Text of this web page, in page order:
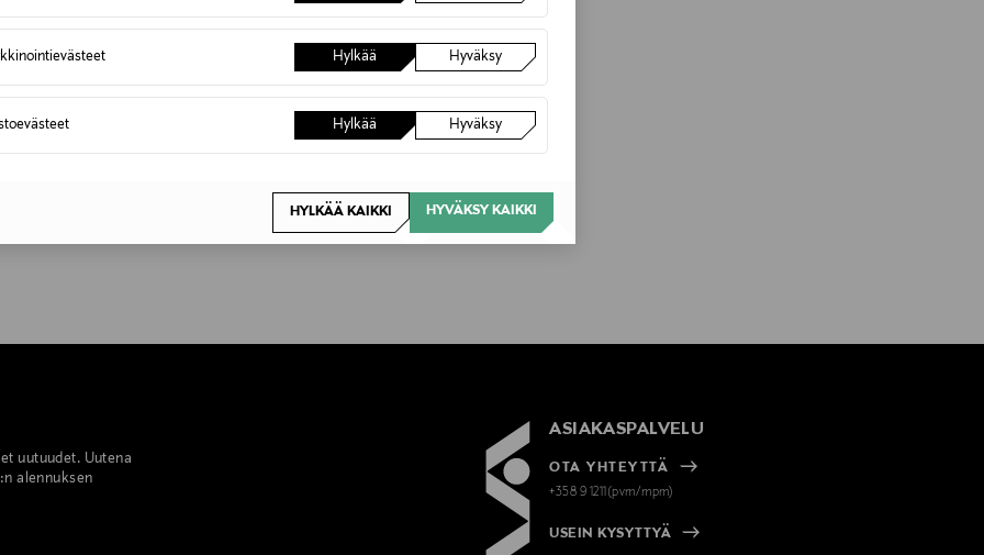
Hylkää Hyväksy
Hylkää Hyväksy
HYLKÄÄ KAIKKI HYVÄKSY KAIKKI
uutuudet. Uutena
alennuksen
ASIAKASPALVELU
OTA YHTEYTTÄ
+358 9 1211(pvm/mpm)
USEIN KYSYTTYÄ